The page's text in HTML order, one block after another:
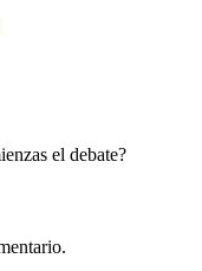
el debate?